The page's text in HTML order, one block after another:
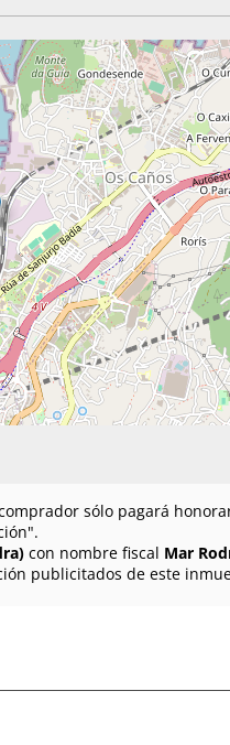
sólo pagará
con nombre fiscal Mar
publicitados de este